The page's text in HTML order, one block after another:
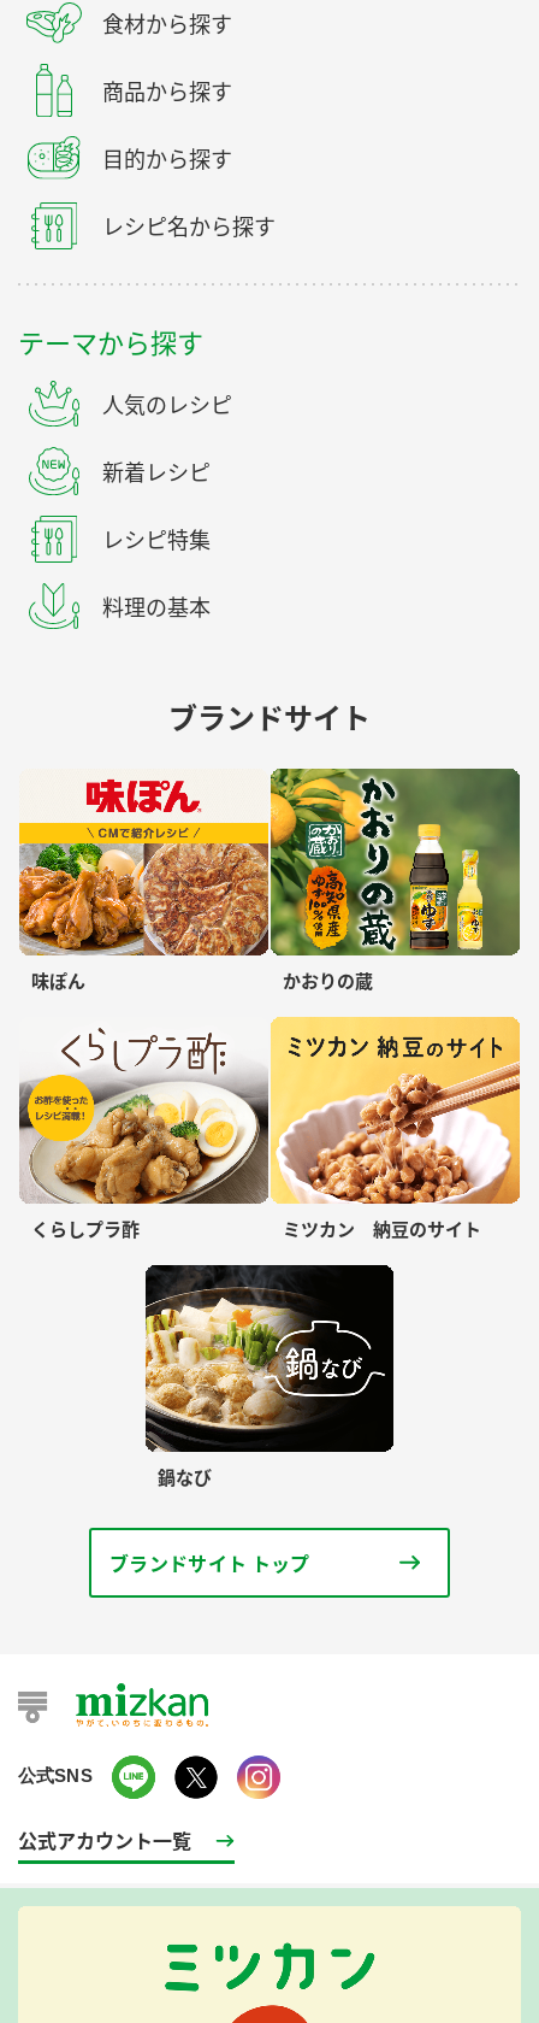
食材から探す
商品から探す
目的から探す
レシピ名から探す
テーマから探す
人気のレシピ
新着レシピ
レシピ特集
料理の基本
ブランドサイト
味ぽん かおりの蔵
くらしプラ酢 ミツカン 納豆のサイト
鍋なび
ブランドサイト トップ
公式SNS
公式アカウント一覧